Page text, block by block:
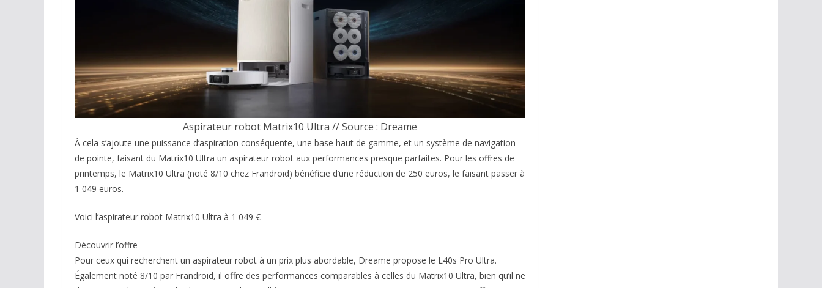
Aspirateur robot Matrix10 Ultra // Source : Dreame
À cela s’ajoute une puissance d’aspiration conséquente, une base haut de gamme, et un système de navigation
de pointe, faisant du Matrix10 Ultra un aspirateur robot aux performances presque parfaites. Pour les offres de
printemps, le Matrix10 Ultra (noté 8/10 chez Frandroid) bénéficie d’une réduction de 250 euros, le faisant passer à
1 049 euros.
Voici l’aspirateur robot Matrix10 Ultra à 1 049 €
Découvrir l’offre
Pour ceux qui recherchent un aspirateur robot à un prix plus abordable, Dreame propose le L40s Pro Ultra.
Également noté 8/10 par Frandroid, il offre des performances comparables à celles du Matrix10 Ultra, bien qu’il ne